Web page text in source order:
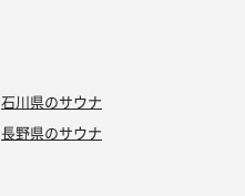
石川県のサウナ
長野県のサウナ